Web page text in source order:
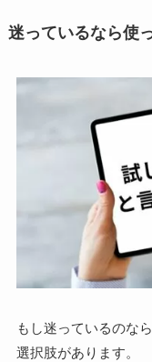
迷っているなら使
もし迷っているのなら
選択肢があります。